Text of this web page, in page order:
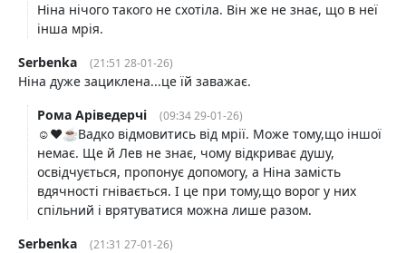
Ніна нічого такого не схотіла. Він же не знає, що в неї
інша мрія.
Serbenka
(21:51 28-01-26)
Ніна дуже зациклена...це їй заважає.
Рома Аріведерчі
(09:34 29-01-26)
☺️❤️☕️Вадко відмовитись від мрії. Може тому,що іншої
немає. Ще й Лев не знає, чому відкриває душу,
освідчується, пропонує допомогу, а Ніна замість
вдячності гнівається. І це при тому,що ворог у них
спільний і врятуватися можна лише разом.
Serbenka
(21:31 27-01-26)